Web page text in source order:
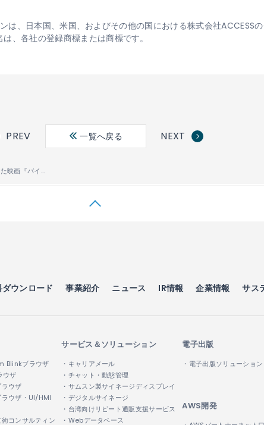
は、日本国、米国、およびその他の国における株式会社ACCESS
、各社の登録商標または商標です。
PREV 一覧へ戻る NEXT
「LINE Beacon」を利用した映画『バイオハザード：ザ・ファイナル』の プロモーションイベントに、 ACCESSの「ボタンビーコン
ダウンロード 事業紹介 ニュース IR情報 企業情報 サス
Blinkブラウザ
ウザ
ラウザ
ラウザ・UI/HMI
術コンサルティン
サービス＆ソリューション
・キャリアメール
・チャット・動態管理
・サムスン製サイネージディスプレイ
・デジタルサイネージ
・台湾向けリピート通販支援サービス
・Webデータベース
電子出版
・電子出版ソリューション
AWS開発